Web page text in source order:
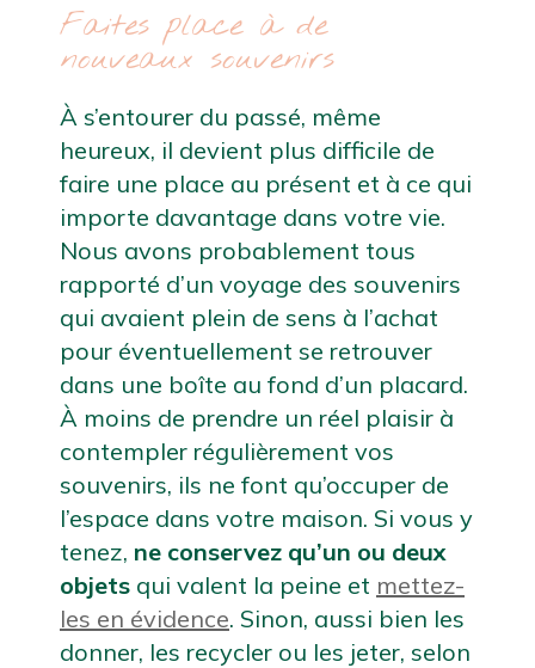
Faites place à de
nouveaux souvenirs
À s’entourer du passé, même
heureux, il devient plus difficile de
faire une place au présent et à ce qui
importe davantage dans votre vie.
Nous avons probablement tous
rapporté d’un voyage des souvenirs
qui avaient plein de sens à l’achat
pour éventuellement se retrouver
dans une boîte au fond d’un placard.
À moins de prendre un réel plaisir à
contempler régulièrement vos
souvenirs, ils ne font qu’occuper de
l’espace dans votre maison. Si vous y
tenez, ne conservez qu’un ou deux
objets qui valent la peine et mettez-
les en évidence. Sinon, aussi bien les
donner, les recycler ou les jeter, selon